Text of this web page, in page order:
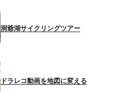
洞爺湖サイクリングツアー
ドラレコ動画を地図に変える